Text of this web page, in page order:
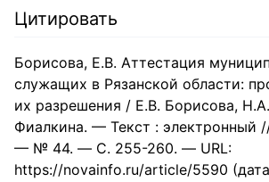
Цитировать
Борисова, Е.В. Аттестация
служащих в Рязанской области:
их разрешения / Е.В. Борисова,
Фиалкина. — Текст : электронный
— № 44. — С. 255-260. — URL:
https://novainfo.ru/article/5590